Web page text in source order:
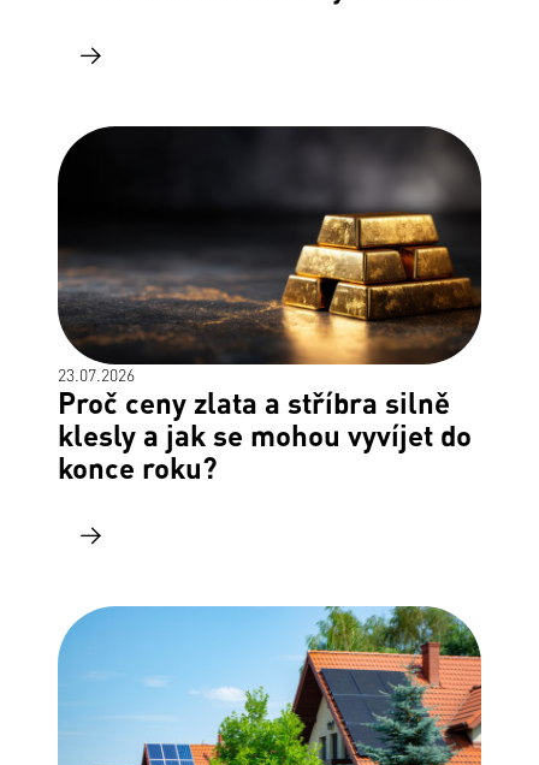
23.07.2026
Proč ceny zlata a stříbra silně
klesly a jak se mohou vyvíjet do
konce roku?